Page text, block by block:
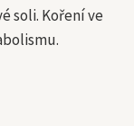
soli. Koření ve